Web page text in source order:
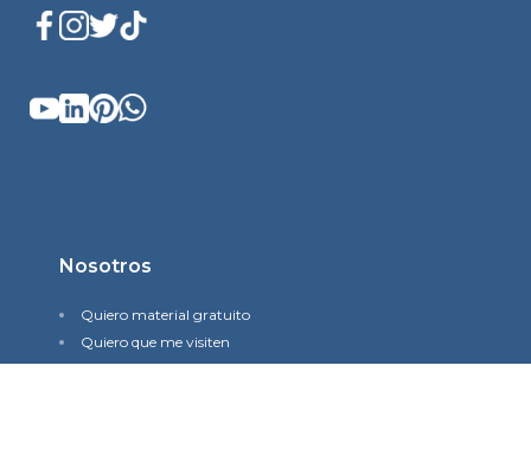
Nosotros
Quiero material gratuito
Quiero que me visiten
Quiero visitar una iglesia